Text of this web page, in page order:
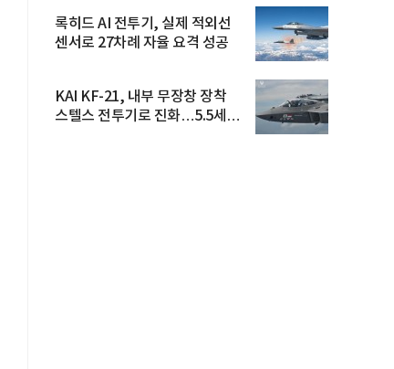
록히드 AI 전투기, 실제 적외선
센서로 27차례 자율 요격 성공
KAI KF-21, 내부 무장창 장착
스텔스 전투기로 진화…5.5세대